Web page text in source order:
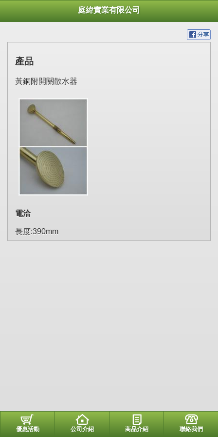
庭緯實業有限公司
產品
黃銅附開關散水器
電洽
長度:390mm
優惠活動 公司介紹 商品介紹 聯絡我們